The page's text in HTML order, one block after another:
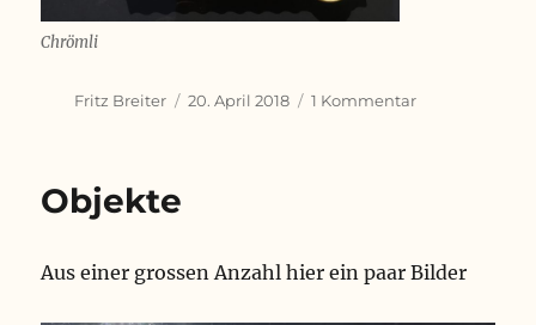
Chrömli
Autor
Fritz Breiter
Veröffentlicht
20. April 2018 1 Kommentarzu
Objekte
Aus einer grossen Anzahl hier ein paar Bilder